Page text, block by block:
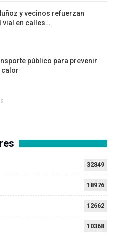
y vecinos refuerzan
vial en calles…
público para prevenir
calor
32849
18976
12662
10368